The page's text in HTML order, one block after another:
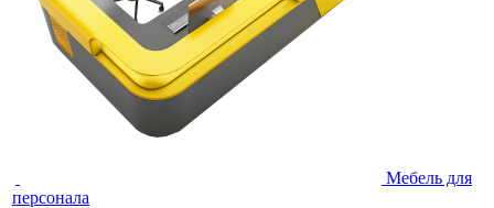
Мебель для
персонала